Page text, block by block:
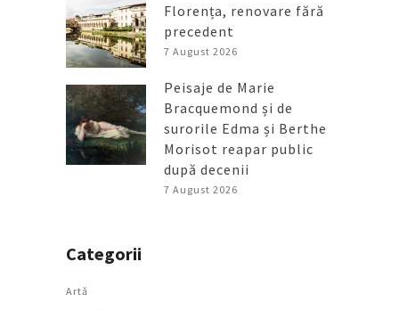
Florența, renovare fără
precedent
7 August 2026
Peisaje de Marie
Bracquemond și de
surorile Edma și Berthe
Morisot reapar public
după decenii
7 August 2026
Categorii
Artǎ